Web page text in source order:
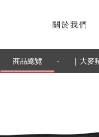
關於我們
商品總覽 - | 大麥